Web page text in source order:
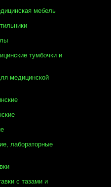
мебель
тумбочки и
медицинской
лабораторные
с тазами и